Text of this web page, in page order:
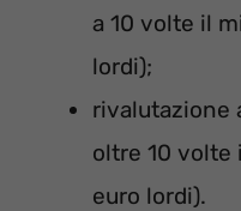
a 10 volte il
lordi);
rivalutazione
oltre 10 volte
euro lordi).